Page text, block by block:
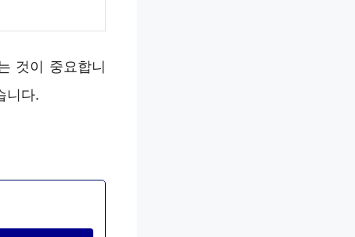
것이 중요합니
니다.